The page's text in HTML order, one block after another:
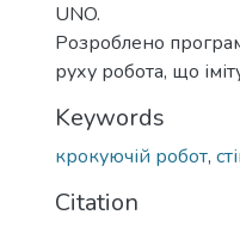
UNO.
Розроблено
руху робота, що
Keywords
крокуючій робот,
Citation